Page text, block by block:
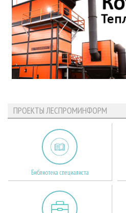
ПРОЕКТЫ ЛЕСПРОМИНФОРМ
Библиотека специалиста